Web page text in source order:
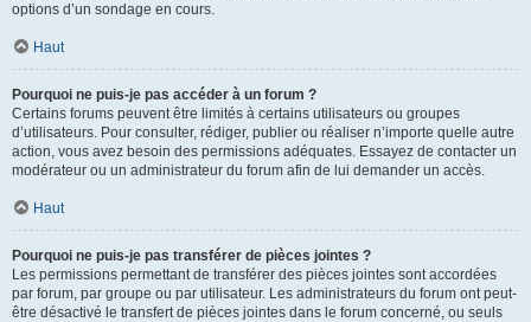
options d’un sondage en cours.
Haut
Pourquoi ne puis-je pas accéder à un forum ?
Certains forums peuvent être limités à certains utilisateurs ou groupes
d’utilisateurs. Pour consulter, rédiger, publier ou réaliser n’importe quelle autre
action, vous avez besoin des permissions adéquates. Essayez de contacter un
modérateur ou un administrateur du forum afin de lui demander un accès.
Haut
Pourquoi ne puis-je pas transférer de pièces jointes ?
Les permissions permettant de transférer des pièces jointes sont accordées
par forum, par groupe ou par utilisateur. Les administrateurs du forum ont peut-
être désactivé le transfert de pièces jointes dans le forum concerné, ou seuls